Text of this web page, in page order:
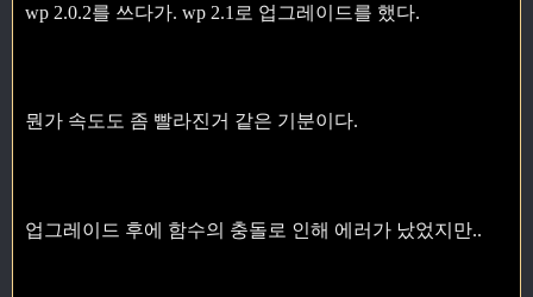
wp 2.0.2를 쓰다가. wp 2.1로 업그레이드를 했다.
뭔가 속도도 좀 빨라진거 같은 기분이다.
업그레이드 후에 함수의 충돌로 인해 에러가 났었지만..